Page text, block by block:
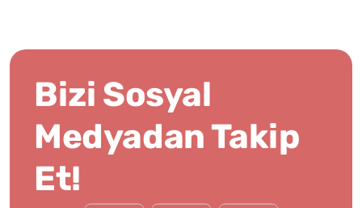
Bizi Sosyal
Medyadan Takip
Et!